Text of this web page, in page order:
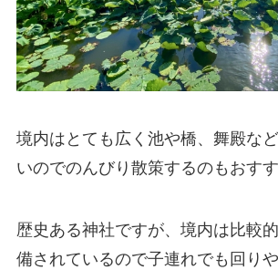
境内はとても広く池や橋、舞殿な
いのでのんびり散策するのもおすす
歴史ある神社ですが、境内は比較
備されているので子連れでも回り